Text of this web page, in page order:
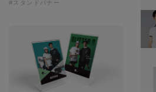
#スタンドバナー